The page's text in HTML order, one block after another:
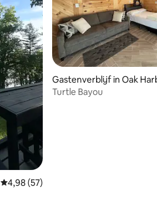
Gemiddelde beoordeling van 4,98 op 5,
4,98 (57)
Gastenverblijf in Oak
Turtle Bayou